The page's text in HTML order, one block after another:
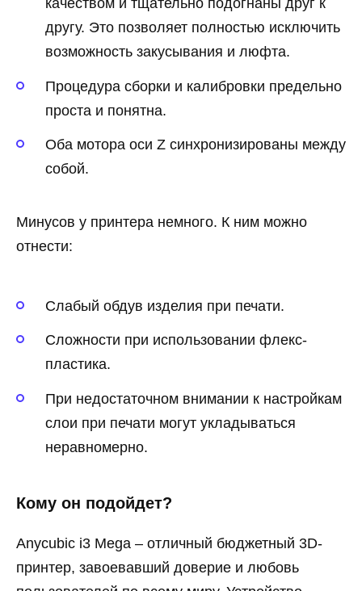
качеством и тщательно подогнаны друг к
другу. Это позволяет полностью исключить
возможность закусывания и люфта.
Процедура сборки и калибровки предельно
проста и понятна.
Оба мотора оси Z синхронизированы между
собой.
Минусов у принтера немного. К ним можно
отнести:
Слабый обдув изделия при печати.
Сложности при использовании флекс-
пластика.
При недостаточном внимании к настройкам
слои при печати могут укладываться
неравномерно.
Кому он подойдет?
Anycubic i3 Mega – отличный бюджетный 3D-
принтер, завоевавший доверие и любовь